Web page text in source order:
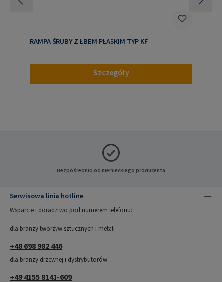
RAMPA ŚRUBY Z ŁBEM PŁASKIM TYP KF
Szczegóły
Bezpośrednio od niemieckiego producenta
Serwisowa linia hotline
Wsparcie i doradztwo pod numerem telefonu:
dla branży tworzyw sztucznych i metali
+48 698 982 446
dla branży drzewnej i dystrybutorów
+49 4155 8141-609